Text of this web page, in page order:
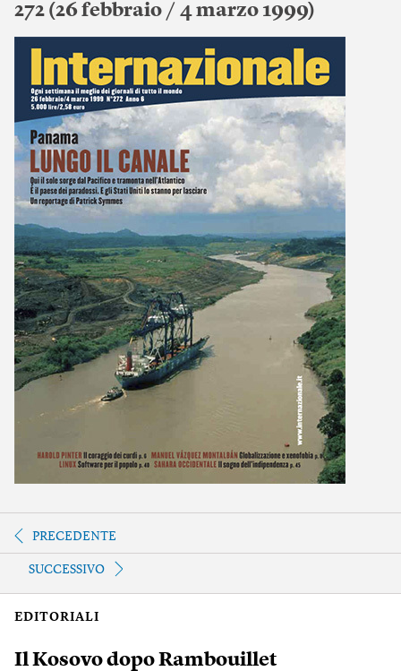
272 (26 febbraio / 4 marzo 1999)
PRECEDENTE
SUCCESSIVO
EDITORIALI
Il Kosovo dopo Rambouillet